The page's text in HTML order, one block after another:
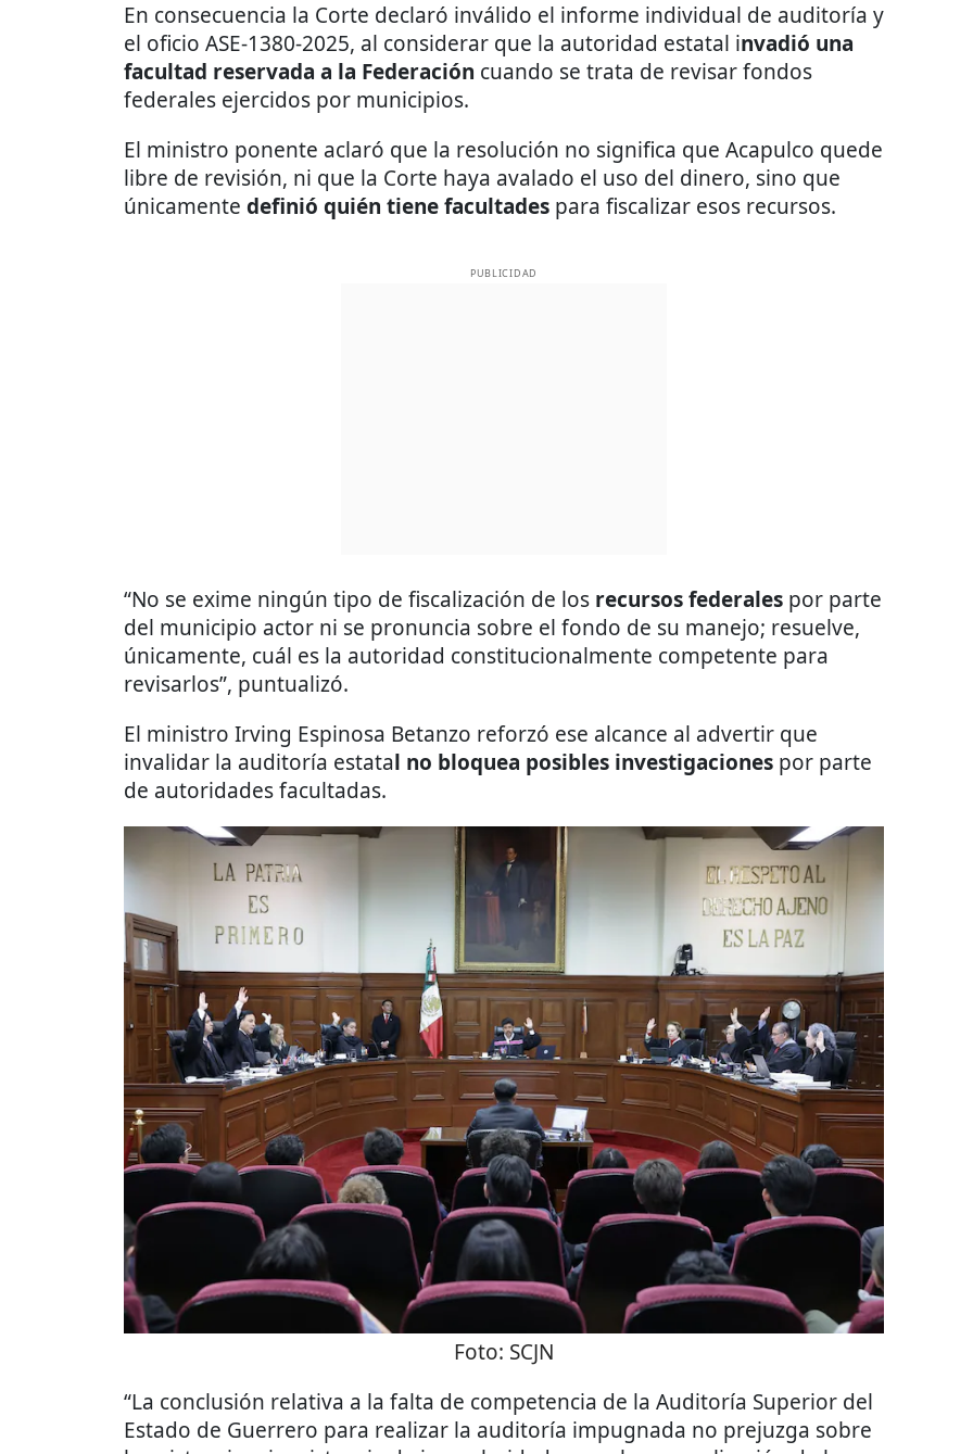
En consecuencia la Corte declaró inválido el informe individual de auditoría y
el oficio ASE-1380-2025, al considerar que la autoridad estatal invadió una
facultad reservada a la Federación cuando se trata de revisar fondos
federales ejercidos por municipios.
El ministro ponente aclaró que la resolución no significa que Acapulco quede
libre de revisión, ni que la Corte haya avalado el uso del dinero, sino que
únicamente definió quién tiene facultades para fiscalizar esos recursos.
PUBLICIDAD
“No se exime ningún tipo de fiscalización de los recursos federales por parte
del municipio actor ni se pronuncia sobre el fondo de su manejo; resuelve,
únicamente, cuál es la autoridad constitucionalmente competente para
revisarlos”, puntualizó.
El ministro Irving Espinosa Betanzo reforzó ese alcance al advertir que
invalidar la auditoría estatal no bloquea posibles investigaciones por parte
de autoridades facultadas.
Foto: SCJN
“La conclusión relativa a la falta de competencia de la Auditoría Superior del
Estado de Guerrero para realizar la auditoría impugnada no prejuzga sobre